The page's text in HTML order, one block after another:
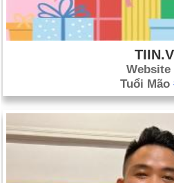
Website
Tuổi Mão